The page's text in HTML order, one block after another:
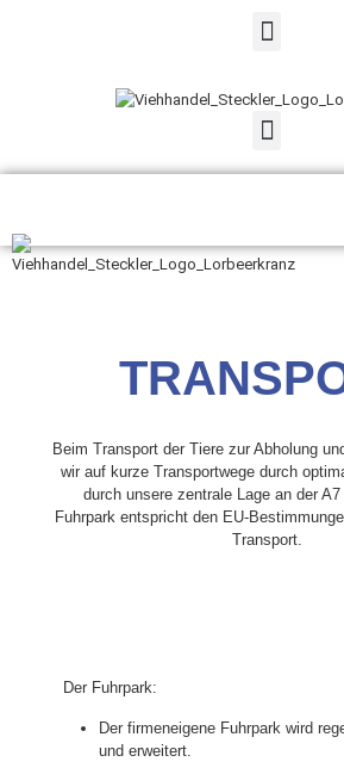
Beim Transport der Tiere zur Abholung
wir auf kurze Transportwege durch
durch unsere zentrale Lage an der
Fuhrpark entspricht den EU-
Transport.
Der Fuhrpark:
Der firmeneigene Fuhrpark wird
und erweitert.